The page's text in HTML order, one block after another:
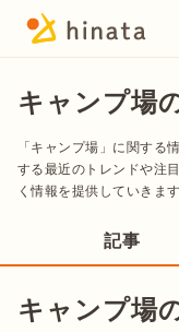
キャンプ場
「キャンプ場」に関する
する最近のトレンドや注
く情報を提供していきます
記事
キャンプ場
公式App